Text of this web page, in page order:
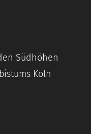
Südhöhen
Köln